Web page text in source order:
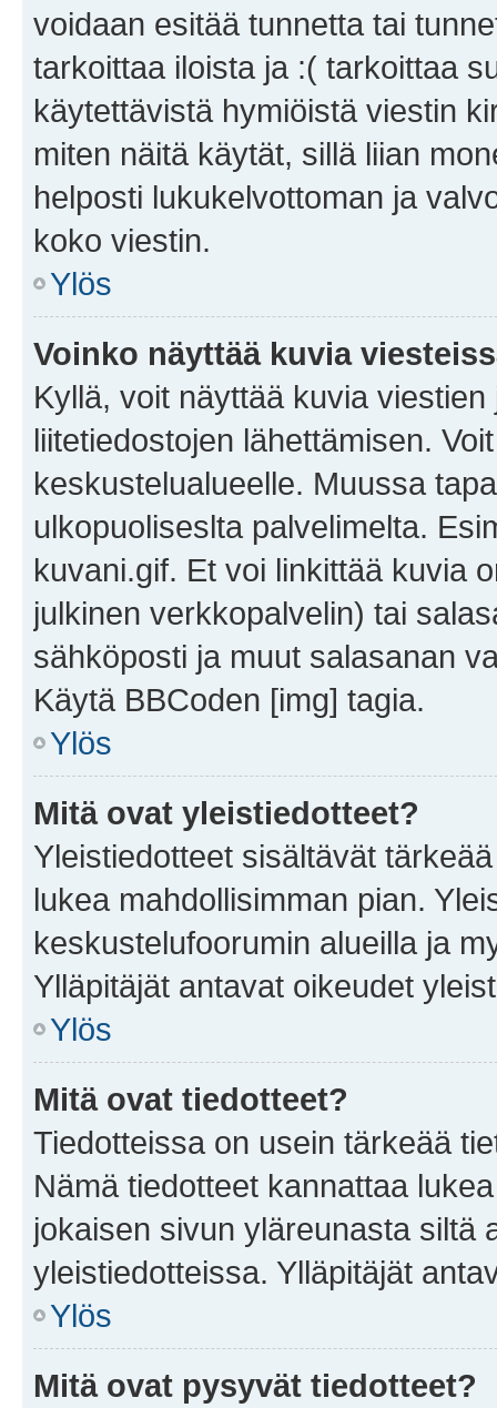
voidaan esitää tunnetta tai
tarkoittaa iloista ja :( tarkoittaa
käytettävistä hymiöistä viestin
miten näitä käytät, sillä liian
helposti lukukelvottoman ja
koko viestin.
Ylös
Voinko näyttää kuvia
Kyllä, voit näyttää kuvia
liitetiedostojen lähettämisen.
keskustelualueelle. Muussa
ulkopuoliseslta palvelimelta.
kuvani.gif. Et voi linkittää kuvia
julkinen verkkopalvelin) tai
sähköposti ja muut salasanan
Käytä BBCoden [img] tagia.
Ylös
Mitä ovat yleistiedotteet?
Yleistiedotteet sisältävät
lukea mahdollisimman pian.
keskustelufoorumin alueilla ja
Ylläpitäjät antavat oikeudet
Ylös
Mitä ovat tiedotteet?
Tiedotteissa on usein tärkeää
Nämä tiedotteet kannattaa
jokaisen sivun yläreunasta siltä
yleistiedotteissa. Ylläpitäjät
Ylös
Mitä ovat pysyvät tiedotteet?